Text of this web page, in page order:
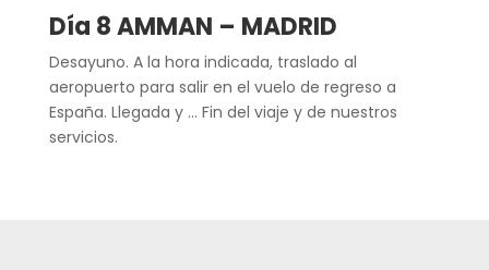
Día 8 AMMAN – MADRID
Desayuno. A la hora indicada, traslado al
aeropuerto para salir en el vuelo de regreso a
España. Llegada y … Fin del viaje y de nuestros
servicios.